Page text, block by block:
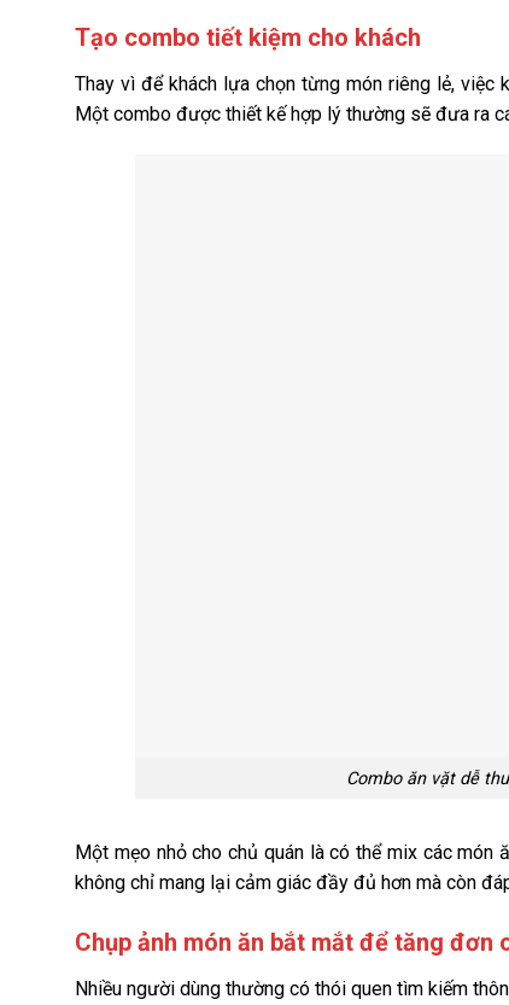
Tạo combo tiết kiệm cho khách
Thay vì để khách lựa chọn từng món riêng lẻ, việc
Một combo được thiết kế hợp lý thường sẽ đưa ra
Combo ăn vặt dễ
Một mẹo nhỏ cho chủ quán là có thể mix các
không chỉ mang lại cảm giác đầy đủ hơn mà còn
Chụp ảnh món ăn bắt mắt để tăng đơn
Nhiều người dùng thường có thói quen tìm kiếm